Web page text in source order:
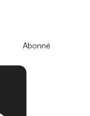
Abonné